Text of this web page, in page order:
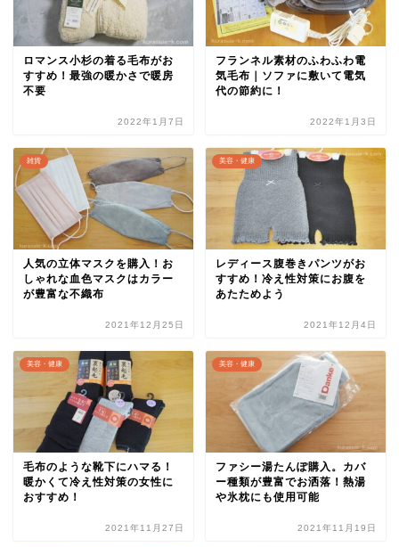
ロマンス小杉の着る毛布がお
すすめ！最強の暖かさで暖房
不要
2022年1月7日
フランネル素材のふわふわ電
気毛布｜ソファに敷いて電気
代の節約に！
2022年1月3日
雑貨
人気の立体マスクを購入！お
しゃれな血色マスクはカラー
が豊富な不織布
2021年12月25日
美容・健康
レディース腹巻きパンツがお
すすめ！冷え性対策にお腹を
あたためよう
2021年12月4日
美容・健康
毛布のような靴下にハマる！
暖かくて冷え性対策の女性に
おすすめ！
2021年11月27日
美容・健康
ファシー湯たんぽ購入。カバ
ー種類が豊富でお洒落！熱湯
や氷枕にも使用可能
2021年11月19日